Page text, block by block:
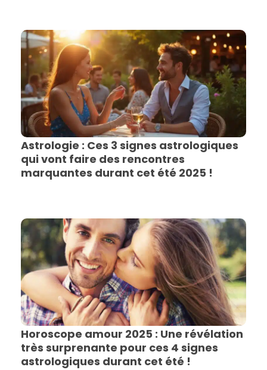
Astrologie : Ces 3 signes astrologiques
qui vont faire des rencontres
marquantes durant cet été 2025 !
Horoscope amour 2025 : Une révélation
très surprenante pour ces 4 signes
astrologiques durant cet été !